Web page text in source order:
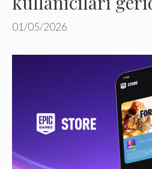
01/05/2026